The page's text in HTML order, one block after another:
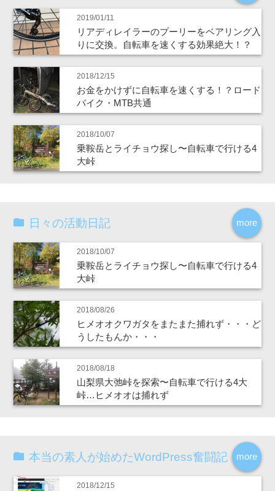
2019/01/11
リアディレイラーのプーリーをベアリング入
りに交換。自転車を速くする効果絶大！？
2018/12/15
お金をかけずに自転車を速くする！？ロード
バイク・MTB共通
2018/10/07
乗鞍岳とライチョウ探し〜自転車で行ける4
大峠
more
日々の活動日記
2018/10/07
乗鞍岳とライチョウ探し〜自転車で行ける4
大峠
2018/08/26
ヒメオオクワガタをまたまた捕れず・・・ど
うしたもんか・・・
2018/08/18
山梨県大弛峠を探索〜自転車で行ける4大
峠…ヒメオオは捕れず
more
本当の素人が始めたWordPress奮闘記
2018/12/15